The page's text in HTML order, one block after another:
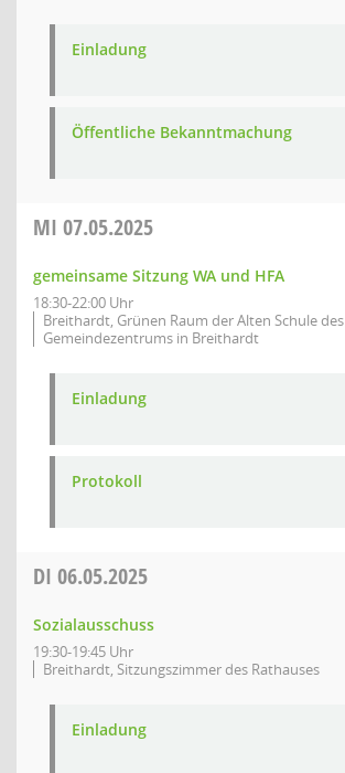
Einladung
Öffentliche Bekanntmachung
MI 07.05.2025
gemeinsame Sitzung WA und HFA
18:30-22:00 Uhr
Breithardt, Grünen Raum der Alten Schule des
Gemeindezentrums in Breithardt
Einladung
Protokoll
DI 06.05.2025
Sozialausschuss
19:30-19:45 Uhr
Breithardt, Sitzungszimmer des Rathauses
Einladung